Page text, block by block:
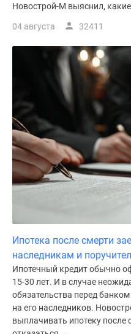
Новострой-М выяснил,
04 августа 32411
Ипотека после смерти
наследникам и
Ипотечный кредит обычно
15-30 лет. И в случае
обязательства перед
на его наследников.
выплачивать ипотеку